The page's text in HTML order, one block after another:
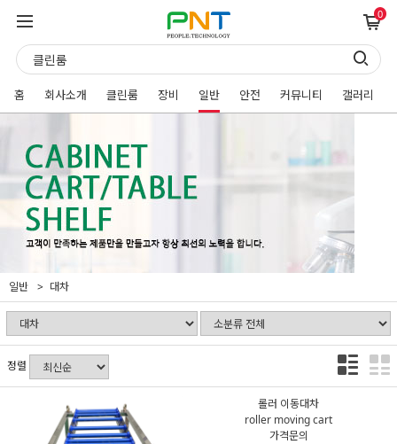
0
홈 회사소개 클린룸 장비 일반 안전 커뮤니티 갤러리
일반 대차
정렬
롤러 이동대차
roller moving cart
가격문의